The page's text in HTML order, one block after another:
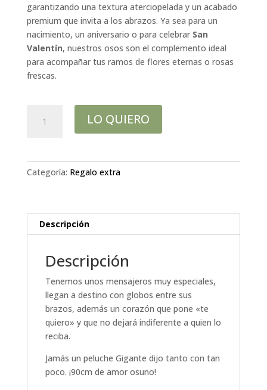
garantizando una textura aterciopelada y un acabado
premium que invita a los abrazos. Ya sea para un
nacimiento, un aniversario o para celebrar San
Valentín, nuestros osos son el complemento ideal
para acompañar tus ramos de flores eternas o rosas
frescas.
LO QUIERO
Categoría: Regalo extra
Descripción
Descripción
Tenemos unos mensajeros muy especiales,
llegan a destino con globos entre sus
brazos, además un corazón que pone «te
quiero» y que no dejará indiferente a quien lo
reciba.
Jamás un peluche Gigante dijo tanto con tan
poco. ¡90cm de amor osuno!